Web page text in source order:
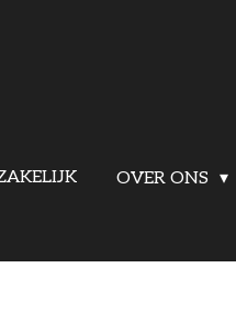
OVER ONS